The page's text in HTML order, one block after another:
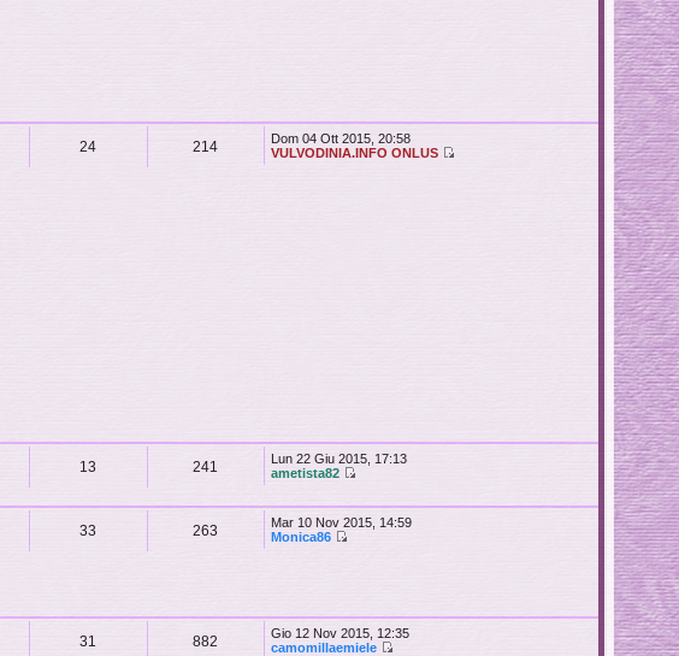
24 214
Dom 04 Ott 2015, 20:58
VULVODINIA.INFO ONLUS
13 241
Lun 22 Giu 2015, 17:13
ametista82
33 263
Mar 10 Nov 2015, 14:59
Monica86
31 882
Gio 12 Nov 2015, 12:35
camomillaemiele